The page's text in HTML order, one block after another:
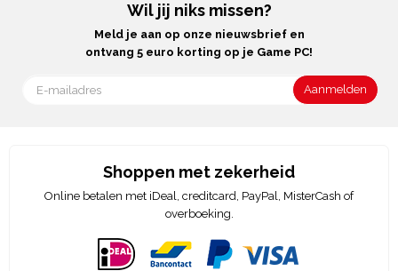
Wil jij niks missen?
Meld je aan op onze nieuwsbrief en
ontvang 5 euro korting op je Game PC!
Shoppen met zekerheid
Online betalen met iDeal, creditcard, PayPal, MisterCash of
overboeking.